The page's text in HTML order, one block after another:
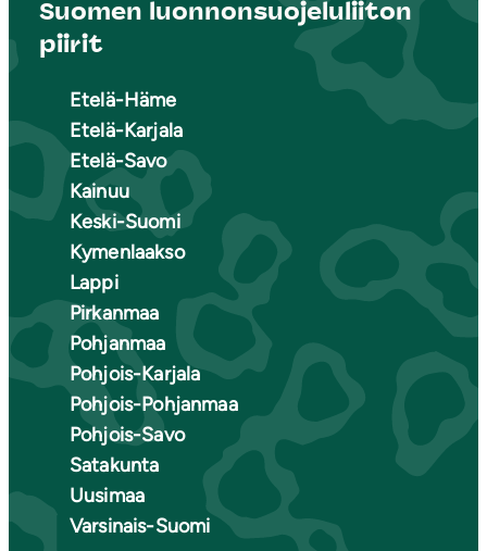
Suomen luonnonsuojeluliiton
piirit
Etelä-Häme
Etelä-Karjala
Etelä-Savo
Kainuu
Keski-Suomi
Kymenlaakso
Lappi
Pirkanmaa
Pohjanmaa
Pohjois-Karjala
Pohjois-Pohjanmaa
Pohjois-Savo
Satakunta
Uusimaa
Varsinais-Suomi